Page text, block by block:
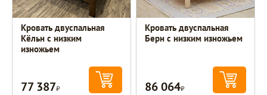
Кровать двуспальная
Кёльн с низким
изножьем
77 387Р
Кровать двуспальная
Берн с низким изножьем
86 064Р